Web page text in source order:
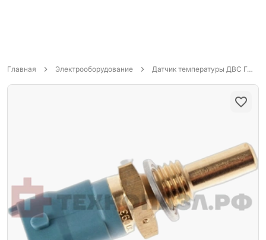
Главная Электрооборудование Датчик температуры ДВС ГАЗ/УАЗ 405/409 Евро-3 280130093 Bosch